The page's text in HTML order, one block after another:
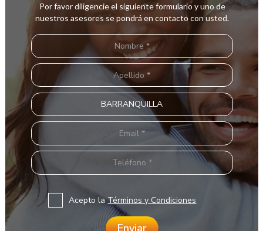
Por favor diligencie el siguiente formulario y uno de
nuestros asesores se pondrá en contacto con usted.
Acepto laTérminos y Condiciones